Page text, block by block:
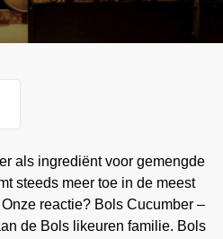
als ingrediënt voor gemengde
steeds meer toe in de meest
reactie? Bols Cucumber –
de Bols likeuren familie. Bols